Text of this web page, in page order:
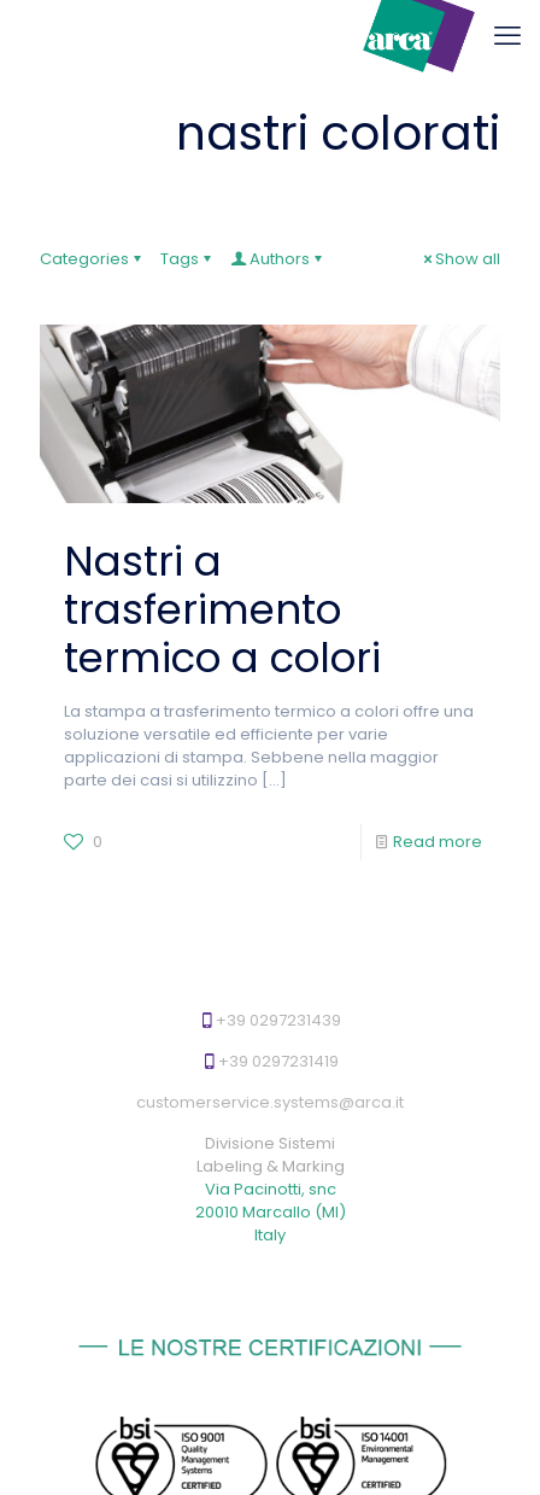
nastri colorati
Categories Tags Authors Show all
Nastri a
trasferimento
termico a colori
La stampa a trasferimento termico a colori offre una
soluzione versatile ed efficiente per varie
applicazioni di stampa. Sebbene nella maggior
parte dei casi si utilizzino […]
0 Read more
+39 0297231439
+39 0297231419
customerservice.systems@arca.it
Divisione Sistemi
Labeling & Marking
Via Pacinotti, snc
20010 Marcallo (MI)
Italy